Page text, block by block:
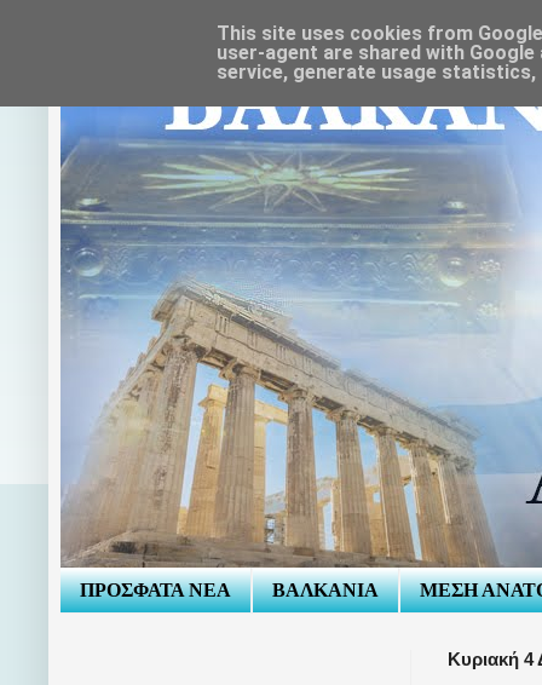
ΠΡΟΣΦΑΤΑ ΝΕΑ ΒΑΛΚΑΝΙΑ ΜΕΣΗ
Κυριακή 4
This site uses cookies from
user-agent are shared with
service, generate usage statistics,